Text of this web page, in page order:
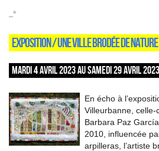
_*
EXPOSITION / UNE VILLE BRODÉE DE NATURE
MARDI 4 AVRIL 2023 AU SAMEDI 29 AVRIL
En écho à
Villeurbanne,
Barbara Paz
2010, influencée
arpilleras, l’artiste